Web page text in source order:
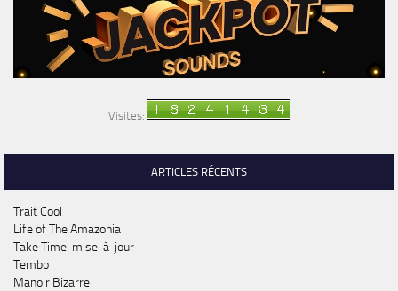
Visites:
ARTICLES RÉCENTS
Trait Cool
Life of The Amazonia
Take Time: mise-à-jour
Tembo
Manoir Bizarre